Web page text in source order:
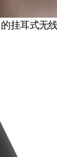
的挂耳式无